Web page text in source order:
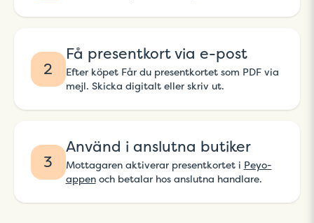
2
Få presentkort via e-post
Efter köpet Får du presentkortet som PDF via
mejl. Skicka digitalt eller skriv ut.
3
Använd i anslutna butiker
Mottagaren aktiverar presentkortet i Peyo-
appenoch betalar hos anslutna handlare.